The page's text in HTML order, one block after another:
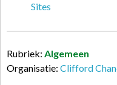
Sites
Rubriek: Algemeen
Organisatie: Clifford